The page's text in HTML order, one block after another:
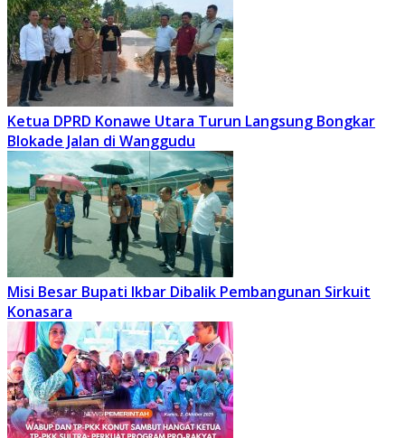
Ketua DPRD Konawe Utara Turun Langsung Bongkar
Blokade Jalan di Wanggudu
Misi Besar Bupati Ikbar Dibalik Pembangunan Sirkuit
Konasara